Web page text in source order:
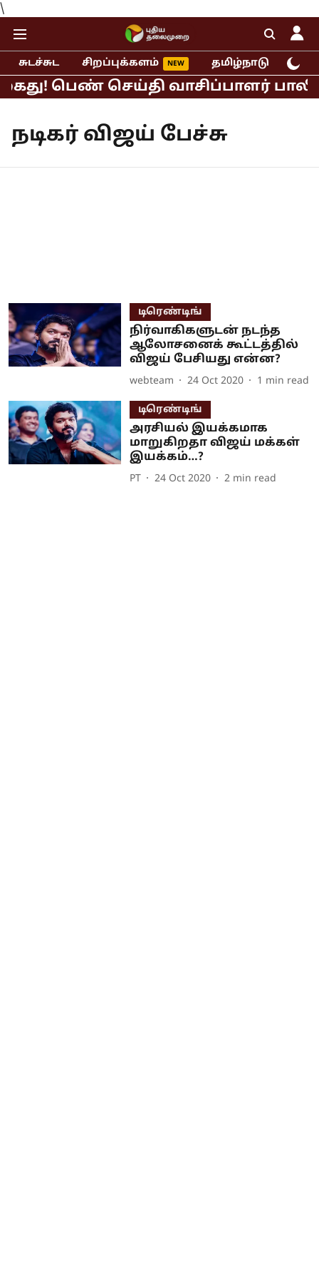
\
சுடச்சுட சிறப்புக்களம் தமிழ்நாடு
பெண் செய்தி வாசிப்பாளர்
நடிகர் விஜய் பேச்சு
டிரெண்டிங்
நிர்வாகிகளுடன் நடந்த
ஆலோசனைக் கூட்டத்தில்
விஜய் பேசியது என்ன?
webteam 24 Oct 2020 1 min read
டிரெண்டிங்
அரசியல் இயக்கமாக
மாறுகிறதா விஜய் மக்கள்
இயக்கம்…?
PT 24 Oct 2020 2 min read